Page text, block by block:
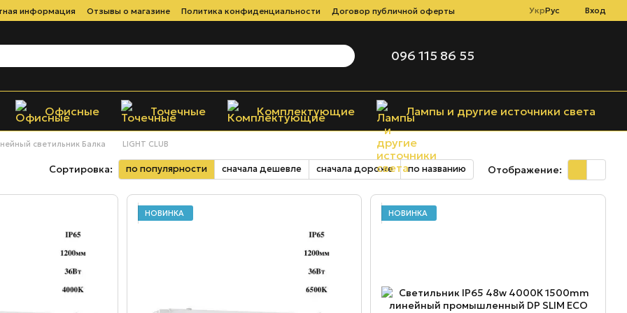
информация Отзывы о магазине Политика конфиденциальности Договор публичной оферты УкрРус Вход
096 115 86 55
Офисные Точечные Комплектующие Лампы и другие источники света
светильник Балка LIGHT CLUB
Сортировка: по популярности сначала дешевле сначала дороже по названию Отображение:
НОВИНКА НОВИНКА